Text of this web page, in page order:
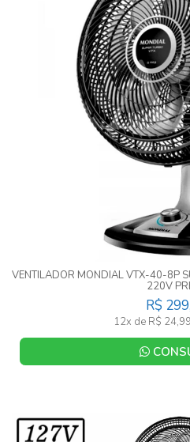
VENTILADOR MONDIAL VTX-40-8P
220V
R$
12x de R$